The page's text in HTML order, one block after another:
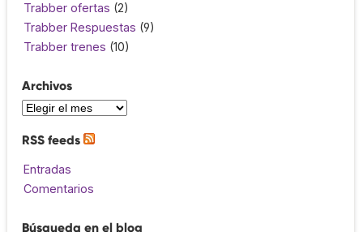
Trabber ofertas (2)
Trabber Respuestas (9)
Trabber trenes (10)
Archivos
RSS feeds
Entradas
Comentarios
Búsqueda en el blog